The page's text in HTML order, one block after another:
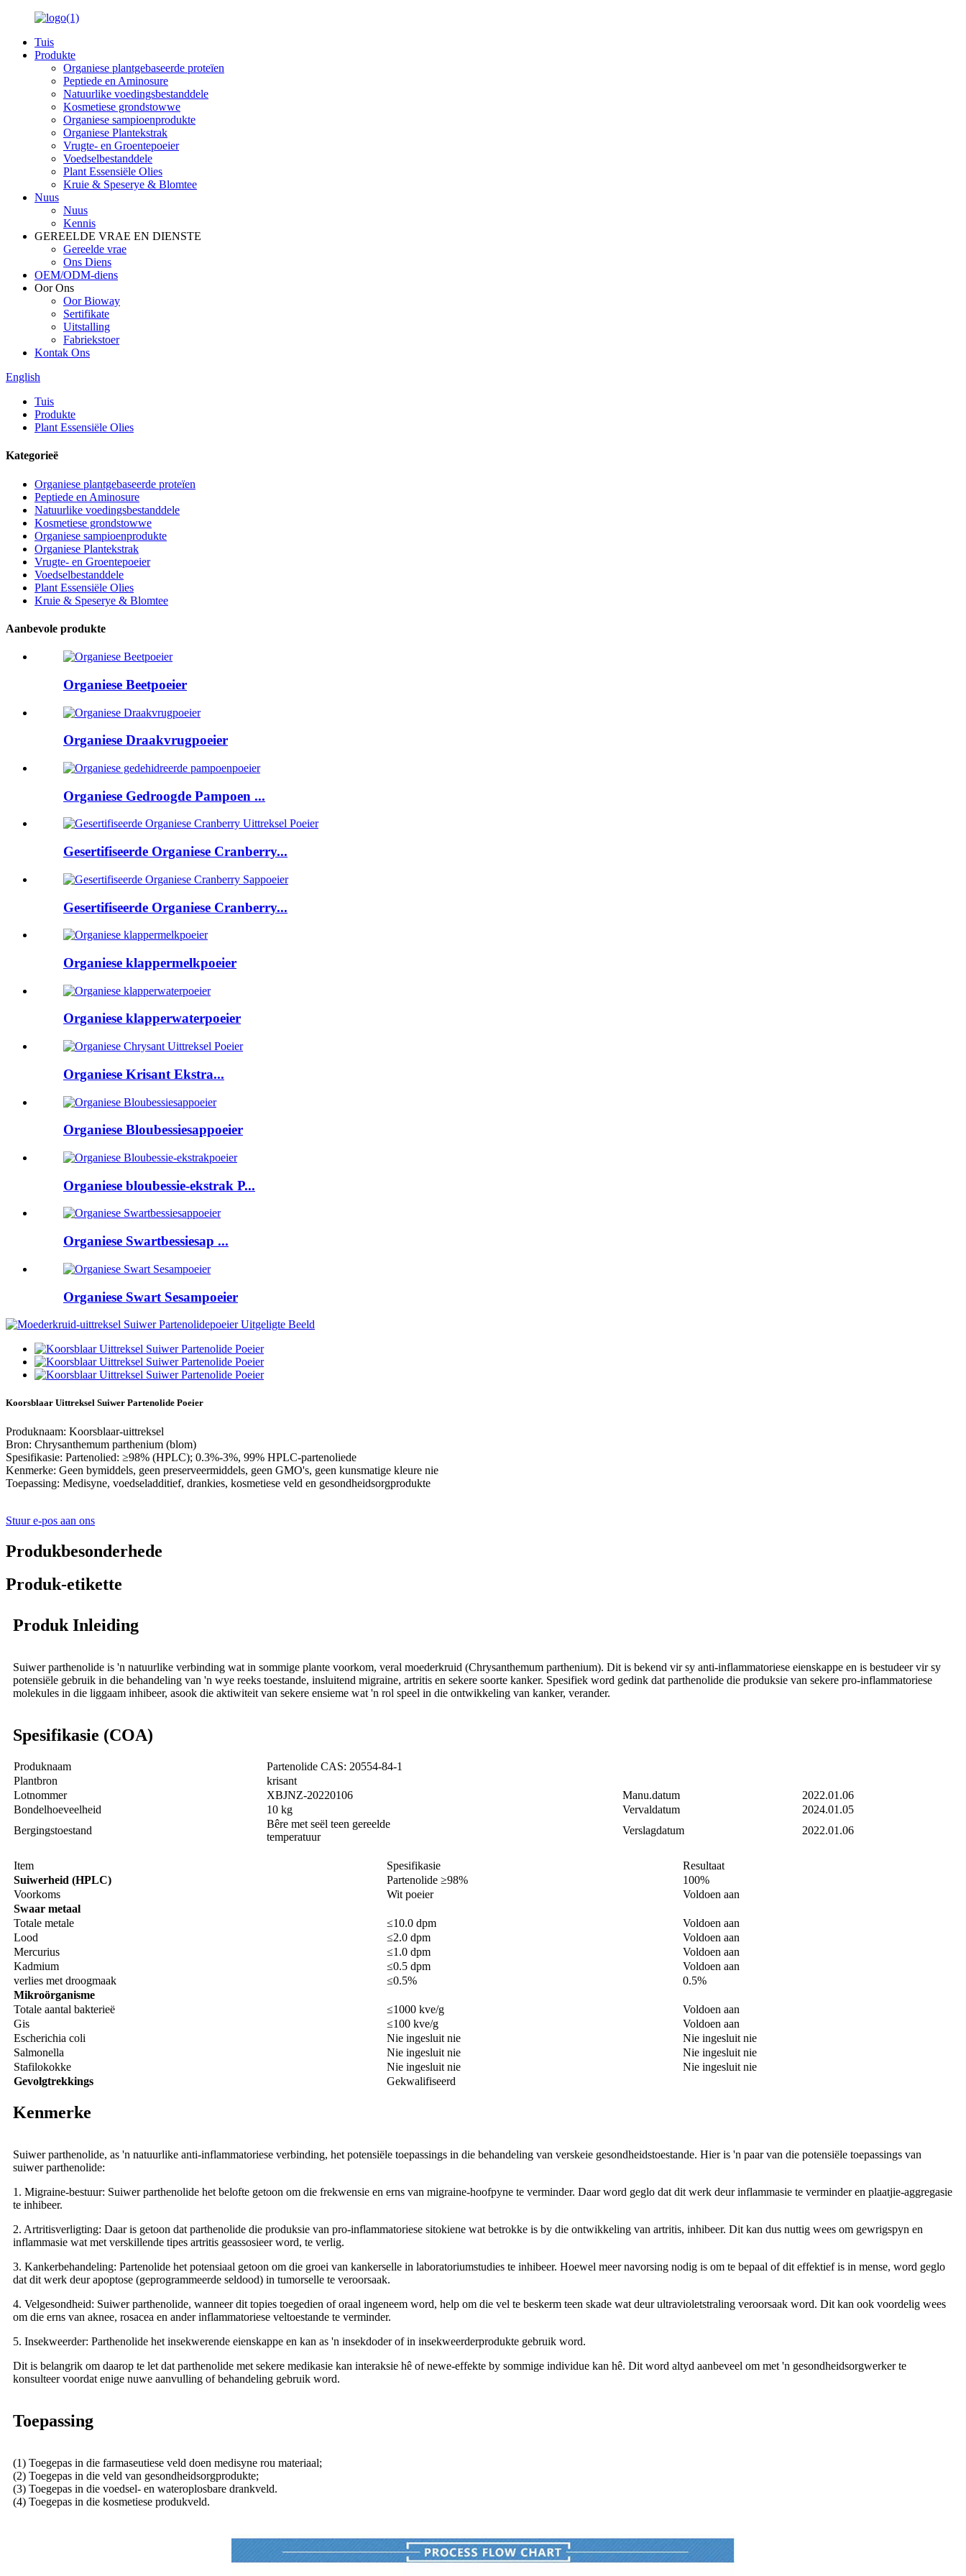
Tuis
Produkte
Organiese plantgebaseerde proteïen
Peptiede en Aminosure
Natuurlike voedingsbestanddele
Kosmetiese grondstowwe
Organiese sampioenprodukte
Organiese Plantekstrak
Vrugte- en Groentepoeier
Voedselbestanddele
Plant Essensiële Olies
Kruie & Speserye & Blomtee
Nuus
Nuus
Kennis
GEREELDE VRAE EN DIENSTE
Gereelde vrae
Ons Diens
OEM/ODM-diens
Oor Ons
Oor Bioway
Sertifikate
Uitstalling
Fabriekstoer
Kontak Ons
English
Tuis
Produkte
Plant Essensiële Olies
Kategorieë
Organiese plantgebaseerde proteïen
Peptiede en Aminosure
Natuurlike voedingsbestanddele
Kosmetiese grondstowwe
Organiese sampioenprodukte
Organiese Plantekstrak
Vrugte- en Groentepoeier
Voedselbestanddele
Plant Essensiële Olies
Kruie & Speserye & Blomtee
Aanbevole produkte
Organiese Beetpoeier
Organiese Draakvrugpoeier
Organiese Gedroogde Pampoen ...
Gesertifiseerde Organiese Cranberry...
Gesertifiseerde Organiese Cranberry...
Organiese klappermelkpoeier
Organiese klapperwaterpoeier
Organiese Krisant Ekstra...
Organiese Bloubessiesappoeier
Organiese bloubessie-ekstrak P...
Organiese Swartbessiesap ...
Organiese Swart Sesampoeier
Koorsblaar Uittreksel Suiwer Partenolide Poeier
Produknaam: Koorsblaar-uittreksel
Bron: Chrysanthemum parthenium (blom)
Spesifikasie: Partenolied: ≥98% (HPLC); 0.3%-3%, 99% HPLC-partenoliede
Kenmerke: Geen bymiddels, geen preserveermiddels, geen GMO's, geen kunsmatige kleure nie
Toepassing: Medisyne, voedseladditief, drankies, kosmetiese veld en gesondheidsorgprodukte
Stuur e-pos aan ons
Produkbesonderhede
Produk-etikette
Produk Inleiding
Suiwer parthenolide is 'n natuurlike verbinding wat in sommige plante voorkom, veral moederkruid (Chrysanthemum parthenium). Dit is bekend vir sy anti-inflammatoriese eienskappe en is bestudeer vir sy
potensiële gebruik in die behandeling van 'n wye reeks toestande, insluitend migraine, artritis en sekere soorte kanker. Spesifiek word gedink dat parthenolide die produksie van sekere pro-inflammatoriese
molekules in die liggaam inhibeer, asook die aktiwiteit van sekere ensieme wat 'n rol speel in die ontwikkeling van kanker, verander.
Spesifikasie (COA)
Produknaam
Partenolide CAS: 20554-84-1
Plantbron
krisant
Lotnommer
XBJNZ-20220106 Manu.datum
2022.01.06
Bondelhoeveelheid
10 kg Vervaldatum
2024.01.05
Bergingstoestand
Bêre met seël teen gereelde
temperatuur
Verslagdatum 2022.01.06
Item Spesifikasie
Resultaat
Suiwerheid (HPLC)
Partenolide ≥98%
100%
Voorkoms
Wit poeier
Voldoen aan
Swaar metaal
Totale metale
≤10.0 dpm
Voldoen aan
Lood
≤2.0 dpm
Voldoen aan
Mercurius
≤1.0 dpm
Voldoen aan
Kadmium
≤0.5 dpm
Voldoen aan
verlies met droogmaak
≤0.5%
0.5%
Mikroörganisme
Totale aantal bakterieë
≤1000 kve/g
Voldoen aan
Gis
≤100 kve/g
Voldoen aan
Escherichia coli
Nie ingesluit nie
Nie ingesluit nie
Salmonella
Nie ingesluit nie
Nie ingesluit nie
Stafilokokke
Nie ingesluit nie
Nie ingesluit nie
Gevolgtrekkings
Gekwalifiseerd
Kenmerke
Suiwer parthenolide, as 'n natuurlike anti-inflammatoriese verbinding, het potensiële toepassings in die behandeling van verskeie gesondheidstoestande. Hier is 'n paar van die potensiële toepassings van
suiwer parthenolide:
1. Migraine-bestuur: Suiwer parthenolide het belofte getoon om die frekwensie en erns van migraine-hoofpyne te verminder. Daar word geglo dat dit werk deur inflammasie te verminder en plaatjie-aggregasie
te inhibeer.
2. Artritisverligting: Daar is getoon dat parthenolide die produksie van pro-inflammatoriese sitokiene wat betrokke is by die ontwikkeling van artritis, inhibeer. Dit kan dus nuttig wees om gewrigspyn en
inflammasie wat met verskillende tipes artritis geassosieer word, te verlig.
3. Kankerbehandeling: Partenolide het potensiaal getoon om die groei van kankerselle in laboratoriumstudies te inhibeer. Hoewel meer navorsing nodig is om te bepaal of dit effektief is in mense, word geglo
dat dit werk deur apoptose (geprogrammeerde seldood) in tumorselle te veroorsaak.
4. Velgesondheid: Suiwer parthenolide, wanneer dit topies toegedien of oraal ingeneem word, help om die vel te beskerm teen skade wat deur ultravioletstraling veroorsaak word. Dit kan ook voordelig wees
om die erns van aknee, rosacea en ander inflammatoriese veltoestande te verminder.
5. Insekweerder: Parthenolide het insekwerende eienskappe en kan as 'n insekdoder of in insekweerderprodukte gebruik word.
Dit is belangrik om daarop te let dat parthenolide met sekere medikasie kan interaksie hê of newe-effekte by sommige individue kan hê. Dit word altyd aanbeveel om met 'n gesondheidsorgwerker te
konsulteer voordat enige nuwe aanvulling of behandeling gebruik word.
Toepassing
(1) Toegepas in die farmaseutiese veld doen medisyne rou materiaal;
(2) Toegepas in die veld van gesondheidsorgprodukte;
(3) Toegepas in die voedsel- en wateroplosbare drankveld.
(4) Toegepas in die kosmetiese produkveld.